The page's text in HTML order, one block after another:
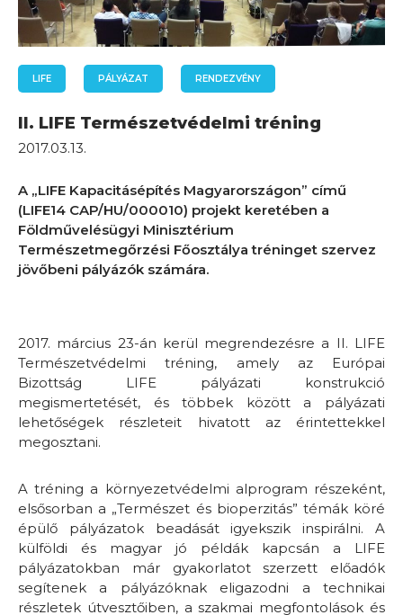
LIFE PÁLYÁZAT RENDEZVÉNY
II. LIFE Természetvédelmi tréning
2017.03.13.
A „LIFE Kapacitásépítés Magyarországon” című
(LIFE14 CAP/HU/000010) projekt keretében a
Földművelésügyi Minisztérium
Természetmegőrzési Főosztálya tréninget szervez
jövőbeni pályázók számára.
2017. március 23-án kerül megrendezésre a II. LIFE
Természetvédelmi tréning, amely az Európai
Bizottság LIFE pályázati konstrukció
megismertetését, és többek között a pályázati
lehetőségek részleteit hivatott az érintettekkel
megosztani.
A tréning a környezetvédelmi alprogram részeként,
elsősorban a „Természet és bioperzitás” témák köré
épülő pályázatok beadását igyekszik inspirálni. A
külföldi és magyar jó példák kapcsán a LIFE
pályázatokban már gyakorlatot szerzett előadók
segítenek a pályázóknak eligazodni a technikai
részletek útvesztőiben, a szakmai megfontolások és